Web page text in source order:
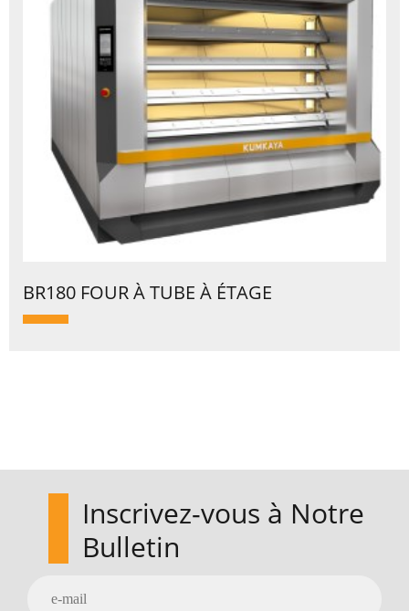
BR180 FOUR À TUBE À ÉTAGE
Inscrivez-vous à Notre
Bulletin